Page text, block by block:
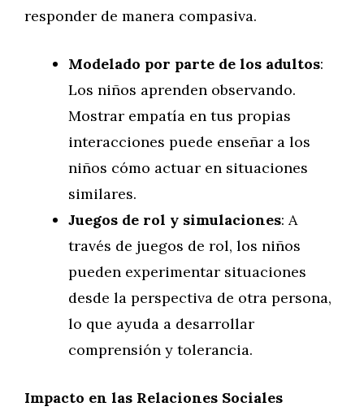
responder de manera compasiva.
Modelado por parte de los adultos:
Los niños aprenden observando.
Mostrar empatía en tus propias
interacciones puede enseñar a los
niños cómo actuar en situaciones
similares.
Juegos de rol y simulaciones: A
través de juegos de rol, los niños
pueden experimentar situaciones
desde la perspectiva de otra persona,
lo que ayuda a desarrollar
comprensión y tolerancia.
Impacto en las Relaciones Sociales